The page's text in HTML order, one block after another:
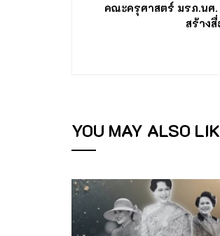
คณะครุศาสตร์ มรภ.นศ
สร้าง
YOU MAY ALSO